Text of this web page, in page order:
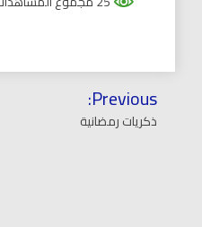
تصفّح
المقالات
Previous:
ذكريات رمضانية